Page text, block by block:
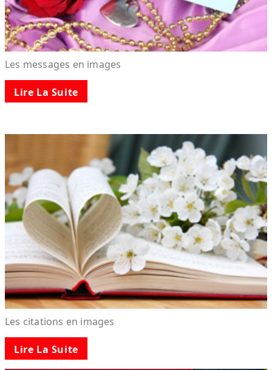
Les messages en images
Lire La Suite
Les citations en images
Lire La Suite